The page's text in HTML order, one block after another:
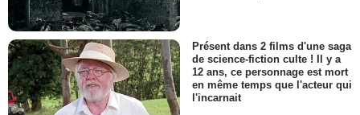
Présent dans 2 films d'une saga
de science-fiction culte ! Il y a
12 ans, ce personnage est mort
en même temps que l'acteur qui
l'incarnait